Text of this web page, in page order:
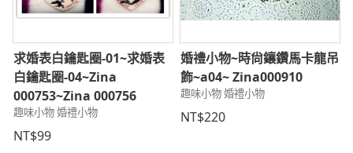
求婚表白鑰匙圈-01~求婚表
白鑰匙圈-04~Zina
000753~Zina 000756
趣味小物 婚禮小物
NT$99
婚禮小物~時尙鑲鑽馬卡龍吊
飾~a04~ Zina000910
趣味小物 婚禮小物
NT$220